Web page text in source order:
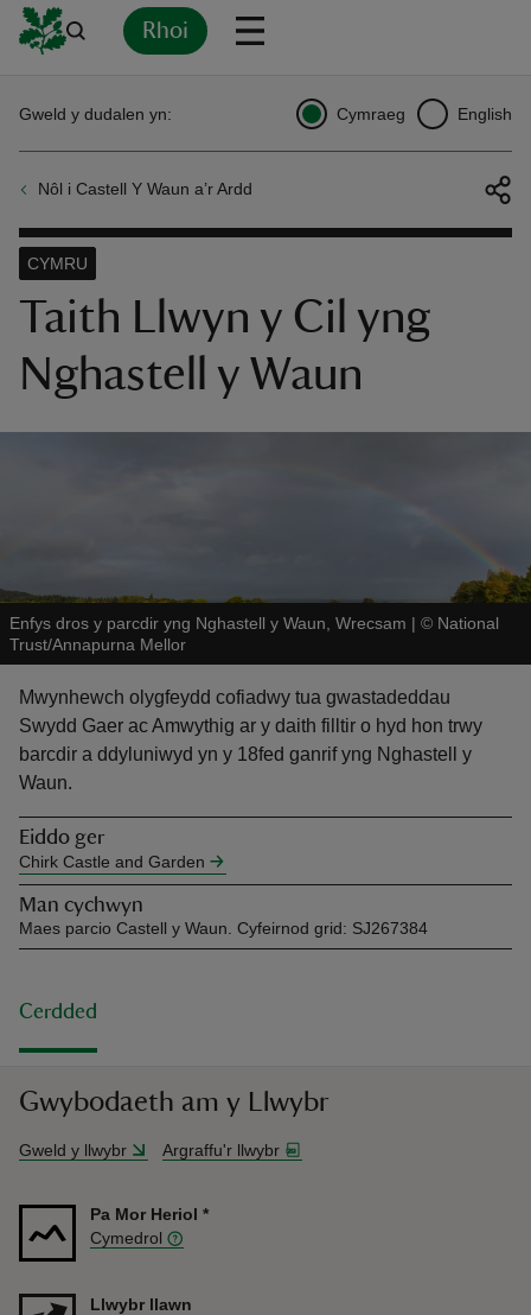
Rhoi
do
Nôl i Castell Y Waun a’r Ardd
Gweld y dudalen yn: Cymraeg English
Taith Llwyn y Cil yng
Nghastell y Waun
CYMRU
Enfys dros y parcdir yng Nghastell y Waun, Wrecsam | © National
Trust/Annapurna Mellor
Mwynhewch olygfeydd cofiadwy tua gwastadeddau
Swydd Gaer ac Amwythig ar y daith filltir o hyd hon trwy
barcdir a ddyluniwyd yn y 18fed ganrif yng Nghastell y
Waun.
Eiddo ger
Chirk Castle and Garden
Man cychwyn
Maes parcio Castell y Waun. Cyfeirnod grid: SJ267384
Cerdded
Gwybodaeth am y Llwybr
Gweld y llwybr Argraffu'r llwybr
Pa Mor Heriol *
Cymedrol
Llwybr llawn